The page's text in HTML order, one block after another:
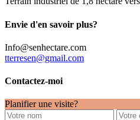
Envie d'en savoir plus?
Info@senhectare.com
tterresen@gmail.com
Contactez-moi
Planifier une visite?